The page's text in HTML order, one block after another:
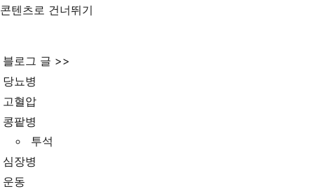
콘텐츠로 건너뛰기
블로그 글 >>
당뇨병
고혈압
콩팥병
투석
심장병
운동